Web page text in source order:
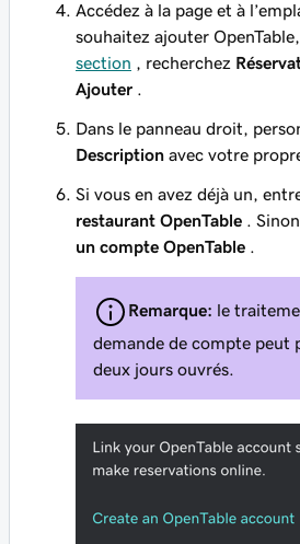
Accédez à la page et à
souhaitez ajouter
section , recherchez
Ajouter .
Dans le panneau droit,
Description avec votre
Si vous en avez déjà un,
restaurant OpenTable .
un compte OpenTable .
Remarque: le
demande de compte peut
deux jours ouvrés.